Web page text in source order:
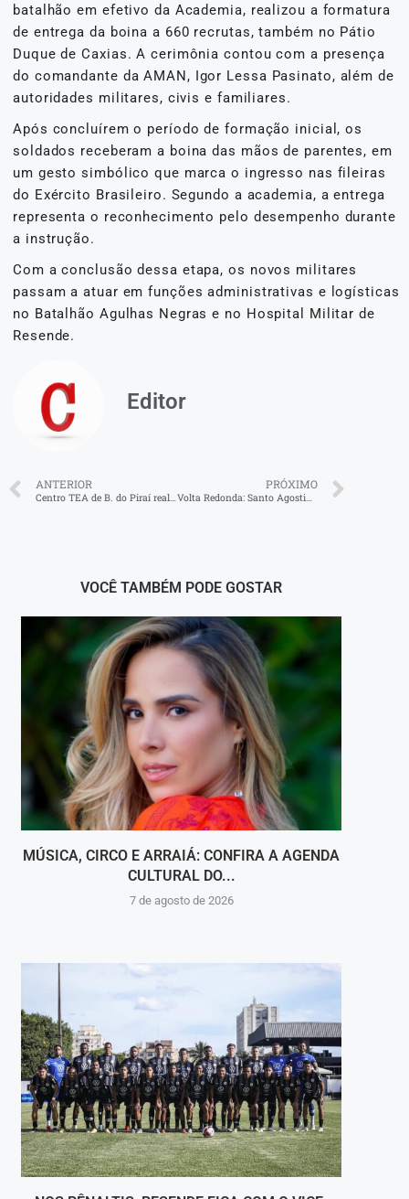
batalhão em efetivo da Academia, realizou a formatura
de entrega da boina a 660 recrutas, também no Pátio
Duque de Caxias. A cerimônia contou com a presença
do comandante da AMAN, Igor Lessa Pasinato, além de
autoridades militares, civis e familiares.
Após concluírem o período de formação inicial, os
soldados receberam a boina das mãos de parentes, em
um gesto simbólico que marca o ingresso nas fileiras
do Exército Brasileiro. Segundo a academia, a entrega
representa o reconhecimento pelo desempenho durante
a instrução.
Com a conclusão dessa etapa, os novos militares
passam a atuar em funções administrativas e logísticas
no Batalhão Agulhas Negras e no Hospital Militar de
Resende.
Editor
ANTERIOR
Centro TEA de B. do Piraí realiza festival de natação
PRÓXIMO
Volta Redonda: Santo Agostinho abre calendário de 2026 da ‘Rua de Compras’ com lazer, cultura e incentivo ao comércio
VOCÊ TAMBÉM PODE GOSTAR
MÚSICA, CIRCO E ARRAIÁ: CONFIRA A AGENDA
CULTURAL DO...
7 de agosto de 2026